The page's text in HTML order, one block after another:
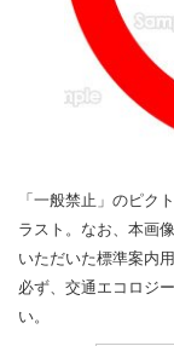
「一般禁止」のピク
ラスト。なお、本画
いただいた標準案内
必ず、交通エコロジ
い。